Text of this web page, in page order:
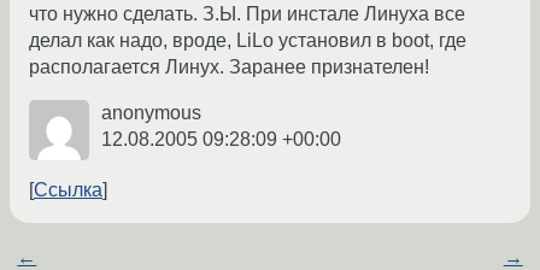
что нужно сделать. З.Ы. При инстале Линуха все
делал как надо, вроде, LiLo установил в boot, где
располагается Линух. Заранее признателен!
anonymous
12.08.2005 09:28:09 +00:00
Ссылка
← →